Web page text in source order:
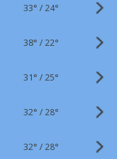
33° /24°
38° /22°
31° /25°
32° /28°
32° /28°